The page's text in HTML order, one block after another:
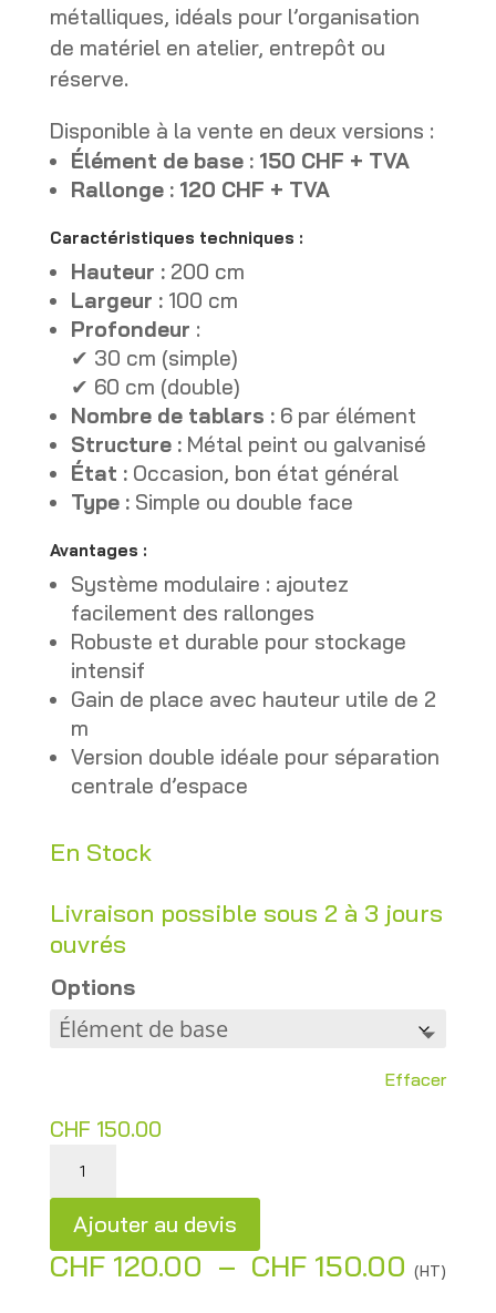
métalliques, idéals pour l’organisation
de matériel en atelier, entrepôt ou
réserve.
Disponible à la vente en deux versions :
Élément de base : 150 CHF + TVA
Rallonge : 120 CHF + TVA
Caractéristiques techniques :
Hauteur :200 cm
Largeur :100 cm
Profondeur :
✔ 30 cm (simple)
✔ 60 cm (double)
Nombre de tablars :6 par élément
Structure :Métal peint ou galvanisé
État :Occasion, bon état général
Type :Simple ou double face
Avantages :
Système modulaire : ajoutez
facilement des rallonges
Robuste et durable pour stockage
intensif
Gain de place avec hauteur utile de 2
m
Version double idéale pour séparation
centrale d’espace
En Stock
Livraison possible sous 2 à 3 jours
ouvrés
Options
Effacer
CHF 150.00
quantité de Étagère métallique Lemon – H200 x L100 x P30 cm – Occasion
Ajouter au devis
A
CHF120.00 – CHF150.00 Plage
(HT)